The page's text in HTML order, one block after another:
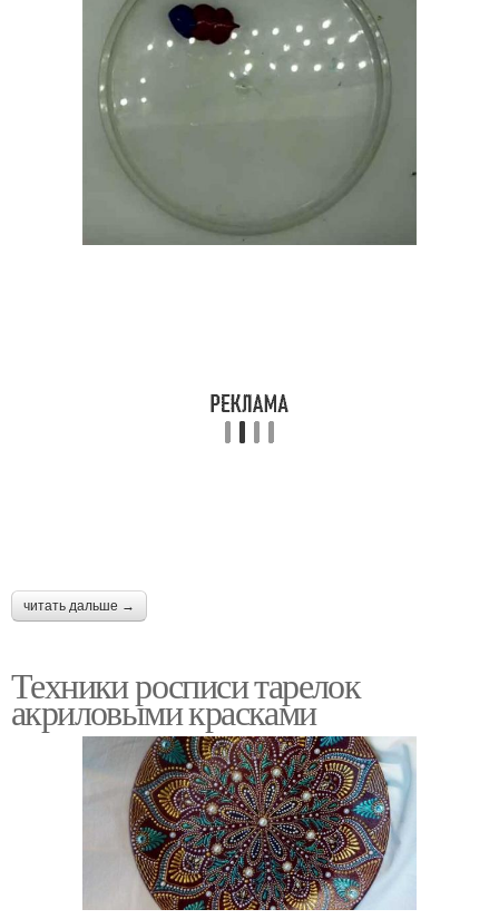
читать дальше →
Техники росписи тарелок
акриловыми красками